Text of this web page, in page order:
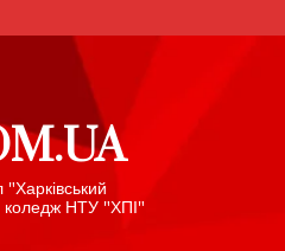
"Харківський
коледж НТУ "ХПІ"